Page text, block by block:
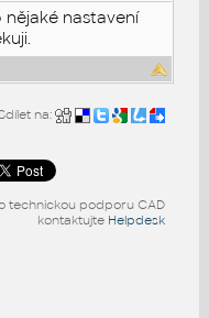
nastavení
na:
technickou podporu CAD
kontaktujte Helpdesk